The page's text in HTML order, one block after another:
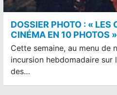
DOSSIER PHOTO : « LES
CINÉMA EN 10 PHOTOS
Cette semaine, au menu
incursion hebdomadaire
des…